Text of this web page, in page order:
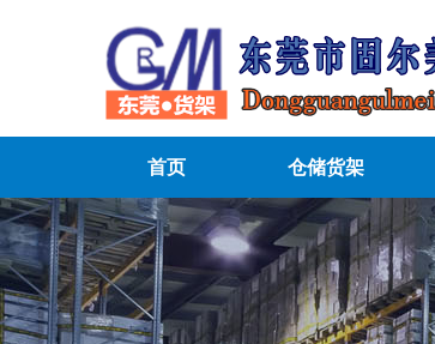
首页 仓储货架